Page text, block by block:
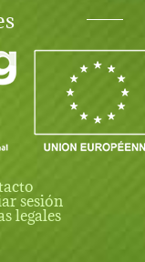
account menu
sesión
legales